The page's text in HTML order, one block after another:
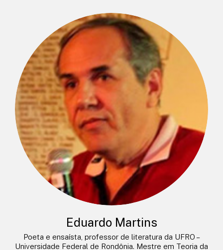
Eduardo Martins
Poeta e ensaísta, professor de literatura da UFRO –
Universidade Federal de Rondônia. Mestre em Teoria da